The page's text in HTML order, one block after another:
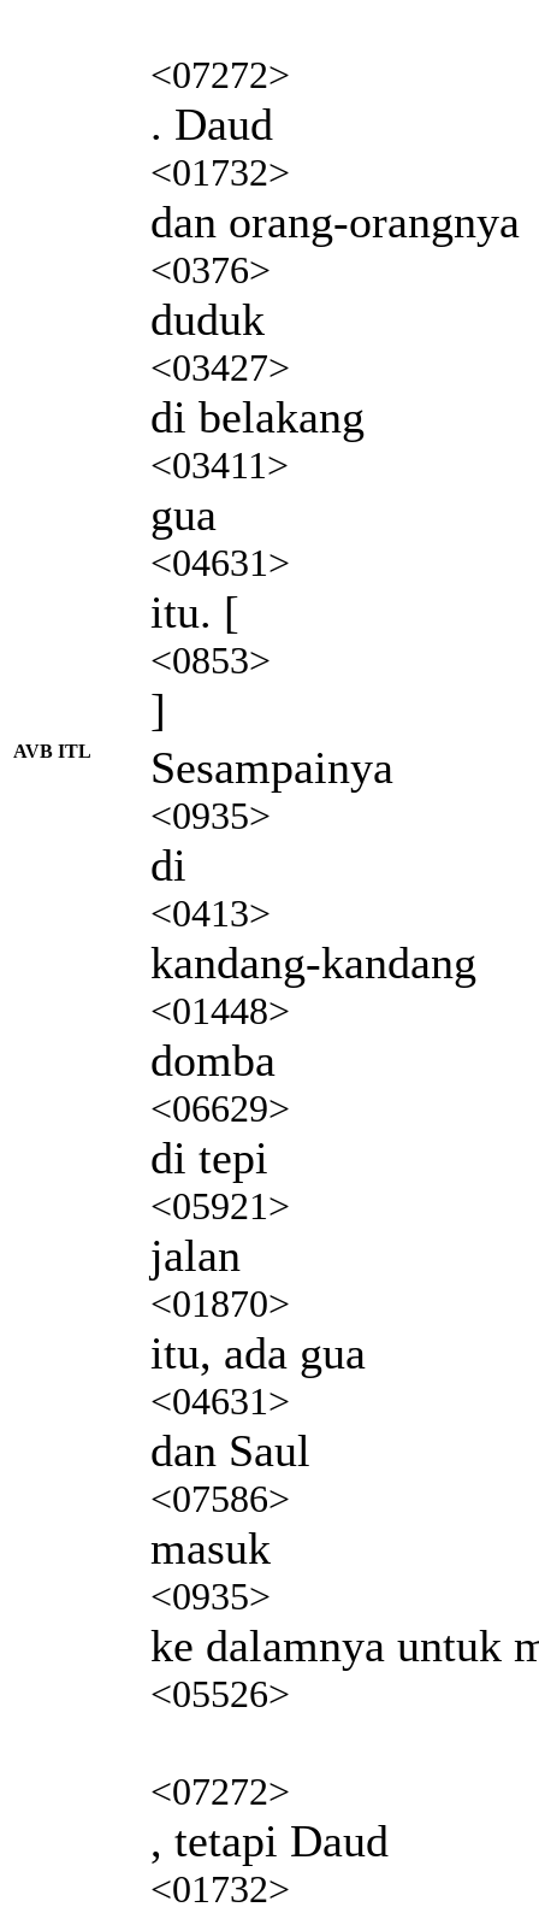
<07272>
. Daud
<01732>
dan orang-orangnya
<0376>
duduk
<03427>
di belakang
<03411>
gua
<04631>
itu. [
<0853>
]
AVB ITL Sesampainya
<0935>
di
<0413>
kandang-kandang
<01448>
domba
<06629>
di tepi
<05921>
jalan
<01870>
itu, ada gua
<04631>
dan Saul
<07586>
masuk
<0935>
ke dalamnya untuk
<05526>
<07272>
, tetapi Daud
<01732>